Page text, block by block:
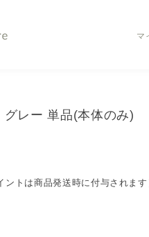
マ
グレー 単品(本体のみ)
ントは商品発送時に付与されます